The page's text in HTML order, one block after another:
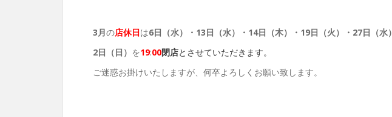
3月の店休日は6日（水）・13日（水）・14日（木）・19日（火）・27日（水）
2日（日） を19:00閉店とさせていただきます。
ご迷惑お掛けいたしますが、何卒よろしくお願い致します。